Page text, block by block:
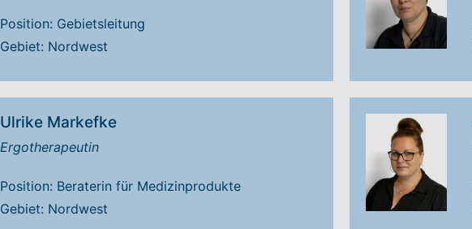
Position: Gebietsleitung
Gebiet: Nordwest
Ulrike Markefke
Ergotherapeutin
Position: Beraterin für Medizinprodukte
Gebiet: Nordwest